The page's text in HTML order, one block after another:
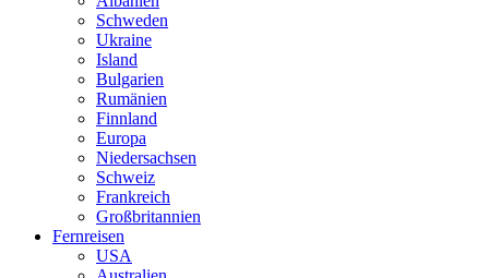
Schweden
Ukraine
Island
Bulgarien
Rumänien
Finnland
Europa
Niedersachsen
Schweiz
Frankreich
Großbritannien
Fernreisen
USA